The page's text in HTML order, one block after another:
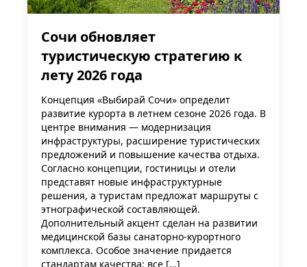
Сочи обновляет
туристическую стратегию к
лету 2026 года
Концепция «Выбирай Сочи» определит
развитие курорта в летнем сезоне 2026 года. В
центре внимания — модернизация
инфраструктуры, расширение туристических
предложений и повышение качества отдыха.
Согласно концепции, гостиницы и отели
представят новые инфраструктурные
решения, а туристам предложат маршруты с
этнографической составляющей.
Дополнительный акцент сделан на развитии
медицинской базы санаторно-курортного
комплекса. Особое значение придается
стандартам качества: все […]